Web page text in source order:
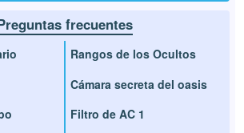
frecuentes
Rangos de los Ocultos
Cámara secreta del oasis
Filtro de AC 1